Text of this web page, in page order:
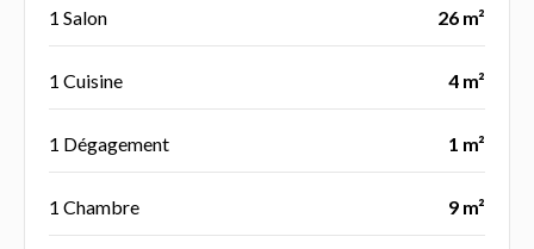
1 Salon 26 m²
1 Cuisine 4 m²
1 Dégagement 1 m²
1 Chambre 9 m²